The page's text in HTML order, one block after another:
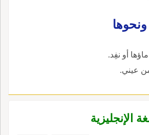
ونحوها
أو نفِد.
عيني.
الإنجليزية